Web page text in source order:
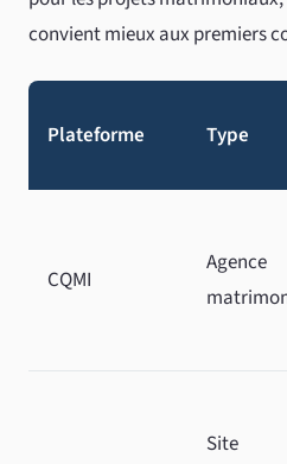
convient mieux aux premiers
Plateforme Type
CQMI
Agence
Site